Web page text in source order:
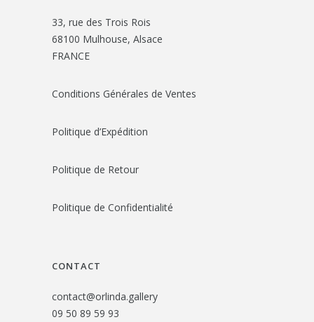
33, rue des Trois Rois
68100 Mulhouse, Alsace
FRANCE
Conditions Générales de Ventes
Politique d’Expédition
Politique de Retour
Politique de Confidentialité
CONTACT
contact@orlinda.gallery
09 50 89 59 93